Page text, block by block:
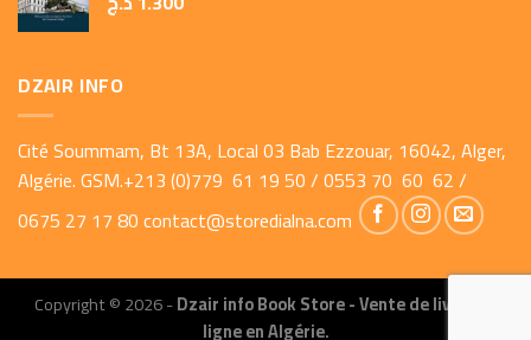
DZAIR INFO
Cité Soummam, Bt 13A, Local 03 Bab Ezzouar, 16042, Alger,
Algérie. GSM.+213 (0)779 61 19 50 / 0553 70 60 62 /
0675 27 17 80contact@storedialna.com
Copyright © 2026 -Dzair info Book Store - Vente de livres en
ligne en Algérie.